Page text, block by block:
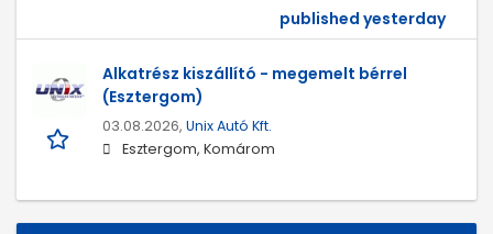
published yesterday
Alkatrész kiszállító - megemelt bérrel
(Esztergom)
03.08.2026, Unix Autó Kft.
Esztergom, Komárom